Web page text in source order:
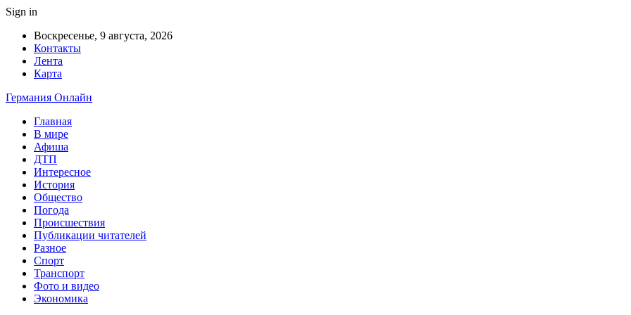
Sign in
Воскресенье, 9 августа, 2026
Контакты
Лента
Карта
Германия Онлайн
Главная
В мире
Афиша
ДТП
Интересное
История
Общество
Погода
Происшествия
Публикации читателей
Разное
Спорт
Транспорт
Фото и видео
Экономика